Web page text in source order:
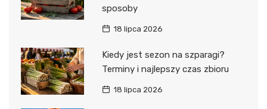
sposoby
18 lipca 2026
Kiedy jest sezon na szparagi?
Terminy i najlepszy czas zbioru
18 lipca 2026